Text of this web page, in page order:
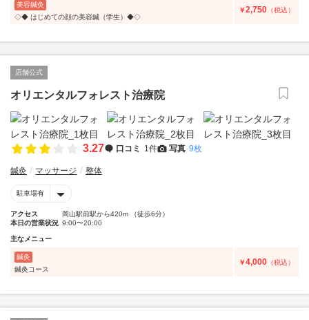
美容鍼灸
◇◆ はじめての顔の美容鍼（学生）◆◇
￥2,750 （税込）
店舗公式
オリエンタルフォレスト治療院
3.27 口コミ 1件 写真 9枚
鍼灸 マッサージ 整体
駐車場有
アクセス
岡山駅前駅から420m （徒歩6分）
本日の営業状況 9:00〜20:00
主なメニュー
鍼灸
鍼灸コース
￥4,000 （税込）